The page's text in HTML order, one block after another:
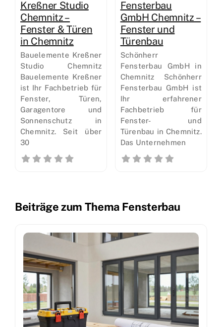
Kreßner Studio
Chemnitz –
Fenster & Türen
in Chemnitz
Bauelemente Kreßner
Studio Chemnitz
Bauelemente Kreßner
ist Ihr Fachbetrieb für
Fenster, Türen,
Garagentore und
Sonnenschutz in
Chemnitz. Seit über
30
Fensterbau
GmbH Chemnitz –
Fenster und
Türenbau
Schönherr
Fensterbau GmbH in
Chemnitz Schönherr
Fensterbau GmbH ist
Ihr erfahrener
Fachbetrieb für
Fenster- und
Türenbau in Chemnitz.
Das Unternehmen
Beiträge zum Thema Fensterbau